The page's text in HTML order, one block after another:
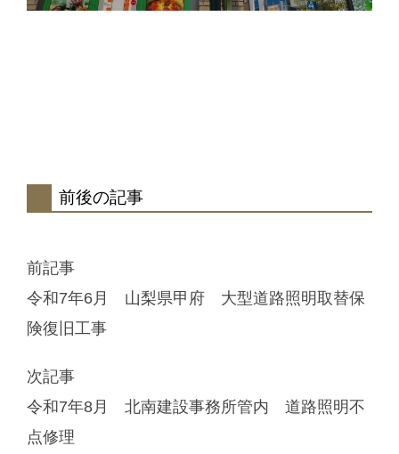
前後の記事
前記事
令和7年6月 山梨県甲府 大型道路照明取替保
険復旧工事
次記事
令和7年8月 北南建設事務所管内 道路照明不
点修理